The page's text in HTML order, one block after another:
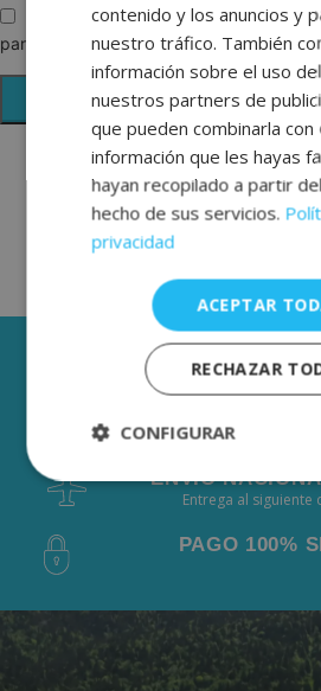
Guarda mi nombre, correo
para la próxima vez que comente.
3 AÑOS DE
De 2 a 3 días
ENVÍO
Entrega al
PAGO 100%
contenido y los anuncios y
nuestro tráfico. También
información sobre el uso
nuestros partners de
que pueden combinarla con
información que les hayas
hayan recopilado a partir
hecho de sus servicios.
privacidad
ACEPTAR
RECHAZAR
CONFIGURAR
Estrictamente
necesarias